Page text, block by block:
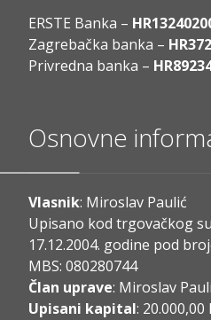
ERSTE Banka –
Zagrebačka banka –
Privredna banka –
Osnovne
Vlasnik: Miroslav Paulić
Upisano kod trgovačkog
17.12.2004. godine pod
MBS: 080280744
Član uprave: Miroslav
Upisani kapital: 20.000,00